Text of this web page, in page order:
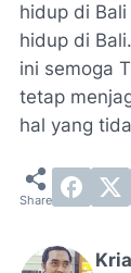
hidup di
hidup di
ini semoga
tetap
hal yang